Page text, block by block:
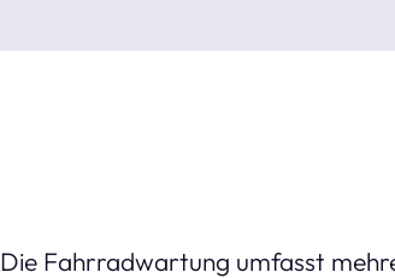
Die Fahrradwartung umfasst